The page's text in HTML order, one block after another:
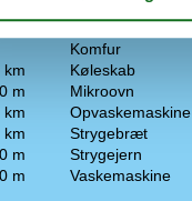
km
m
km
km
m
m
Kaffemaskine
Komfur
Køleskab
Mikroovn
Opvaskemaskine
Strygebræt
Strygejern
Vaskemaskine